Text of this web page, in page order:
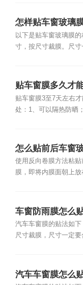
怎样贴车窗玻璃
以下是贴车窗玻璃膜
寸，按尺寸裁膜。尺寸
贴车窗膜多久才
贴车窗膜3至7天左右
处：1、可以隔热防晒
怎么贴前后车窗
使用反向卷膜方法粘
膜，即将内膜面朝上
车窗防雨膜怎么
汽车车窗膜的贴法如
尺寸裁膜，尺寸一定
汽车车窗膜怎么